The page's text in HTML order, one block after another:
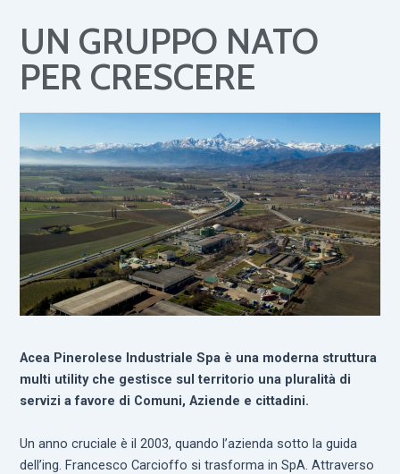
UN GRUPPO NATO
PER CRESCERE
Acea Pinerolese Industriale Spa è una moderna struttura
multi utility che gestisce sul territorio una pluralità di
servizi a favore di Comuni, Aziende e cittadini.
Un anno cruciale è il 2003, quando l’azienda sotto la guida
dell’ing. Francesco Carcioffo si trasforma in SpA. Attraverso